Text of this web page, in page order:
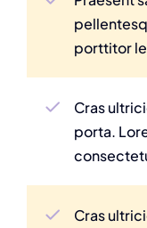
porttitor
Cras
porta.
Cras